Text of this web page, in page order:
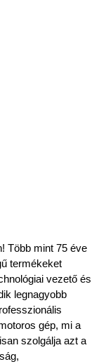
Több mint 75 éve
termékeket
vezető és
legnagyobb
gép, mi a
szolgálja azt a